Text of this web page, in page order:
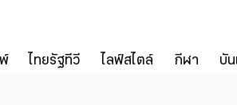
ไทยรัฐทีวี ไลฟ์สไตล์ กีฬา บัน